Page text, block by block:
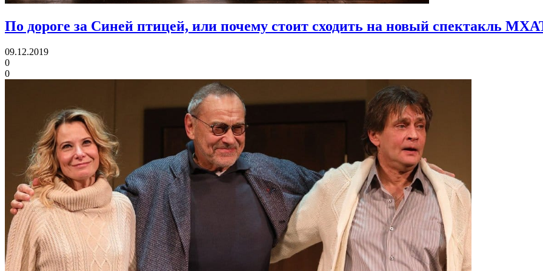
По дороге за Синей птицей, или почему стоит сходить на новый спектакль
09.12.2019
0
0